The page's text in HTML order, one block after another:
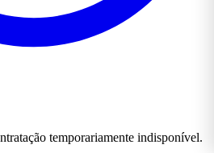
temporariamente indisponível.